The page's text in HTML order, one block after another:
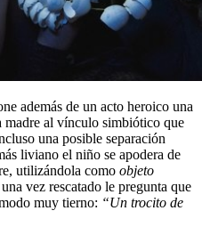
además de un acto heroico una
al vínculo simbiótico que
una posible separación
liviano el niño se apodera de
utilizándola como objeto
vez rescatado le pregunta que
muy tierno: “Un trocito de